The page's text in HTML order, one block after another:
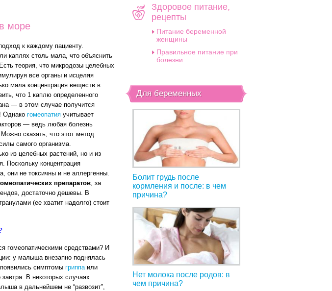
море
к каждому пациенту.
каплях столь мала, что объяснить
теория, что микродозы целебных
все органы и исцеляя
мала концентрация веществ в
что 1 каплю определенного
— в этом случае получится
Однакогомеопатия учитывает
— ведь любая болезнь
сказать, что этот метод
самого организма.
из целебных растений, но и из
Поскольку концентрация
они не токсичны и не аллергенны.
препаратов, за
достаточно дешевы. В
(ее хватит надолго) стоит
гомеопатическими средствами? И
у малыша внезапно поднялась
симптомыгриппаили
В некоторых случаях
в дальнейшем не “развозит”,
Здоровое питание,
рецепты
Питание беременной
женщины
Правильное питание при
болезни
Для беременных
Болит грудь после
кормления и после: в чем
причина?
Нет молока после родов: в
чем причина?